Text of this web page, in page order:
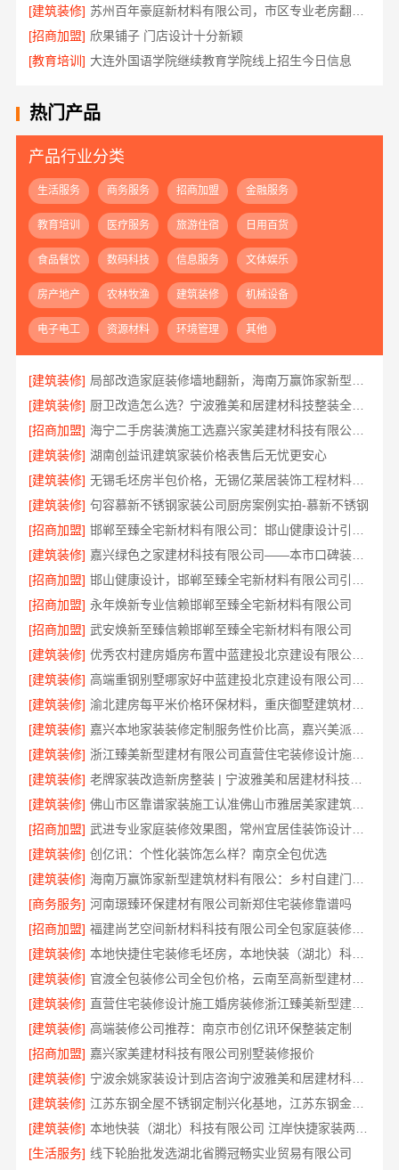
[建筑装修]
[招商加盟] 欣果铺子 门店设计十分新颖
[教育培训] 大连外国语学院继续教育学院线上招生今日信息
热门产品
产品行业分类
生活服务 商务服务 招商加盟 金融服务
教育培训 医疗服务 旅游住宿 日用百货
食品餐饮 数码科技 信息服务 文体娱乐
房产地产 农林牧渔 建筑装修 机械设备
电子电工 资源材料 环境管理 其他
[建筑装修]
[建筑装修]
厨卫改造怎么选？宁波雅美和居建材科技整装全包设计
[招商加盟]
海宁二手房装潢施工选嘉兴家美建材科技有限公司更省心
[建筑装修] 湖南创益讯建筑家装价格表售后无忧更安心
[建筑装修]
无锡毛坯房半包价格，无锡亿莱居装饰工程材料有限公司
[建筑装修] 句容慕新不锈钢家装公司厨房案例实拍-慕新不锈钢
[招商加盟]
[建筑装修]
嘉兴绿色之家建材科技有限公司——本市口碑装修服务实惠优选
[招商加盟]
[招商加盟] 永年焕新专业信赖邯郸至臻全宅新材料有限公司
[招商加盟] 武安焕新至臻信赖邯郸至臻全宅新材料有限公司
[建筑装修]
优秀农村建房婚房布置中蓝建投北京建设有限公司四川
[建筑装修]
[建筑装修]
渝北建房每平米价格环保材料，重庆御墅建筑材料有限公司
[建筑装修]
[建筑装修]
浙江臻美新型建材有限公司直营住宅装修设计施工婚房
[建筑装修]
[建筑装修]
佛山市区靠谱家装施工认准佛山市雅居美家建筑装饰工程有限公司
[招商加盟]
武进专业家庭装修效果图，常州宜居佳装饰设计精选
[建筑装修] 创亿讯：个性化装饰怎么样？南京全包优选
[建筑装修]
[商务服务] 河南璟臻环保建材有限公司新郑住宅装修靠谱吗
[招商加盟]
福建尚艺空间新材料科技有限公司全包家庭装修口碑优选口碑之选
[建筑装修]
本地快捷住宅装修毛坯房，本地快装（湖北）科技有限公司透明报价
[建筑装修]
官渡全包装修公司全包价格，云南至高新型建材有限公司闭口合同
[建筑装修]
直营住宅装修设计施工婚房装修浙江臻美新型建材有限公司
[建筑装修] 高端装修公司推荐：南京市创亿讯环保整装定制
[招商加盟] 嘉兴家美建材科技有限公司别墅装修报价
[建筑装修]
宁波余姚家装设计到店咨询宁波雅美和居建材科技有限公司
[建筑装修]
江苏东钢全屋不锈钢定制兴化基地，江苏东钢金属科技有限公司
[建筑装修]
本地快装（湖北）科技有限公司 江岸快捷家装两房一厅透明报价省心入住
[生活服务] 线下轮胎批发选湖北省腾冠畅实业贸易有限公司